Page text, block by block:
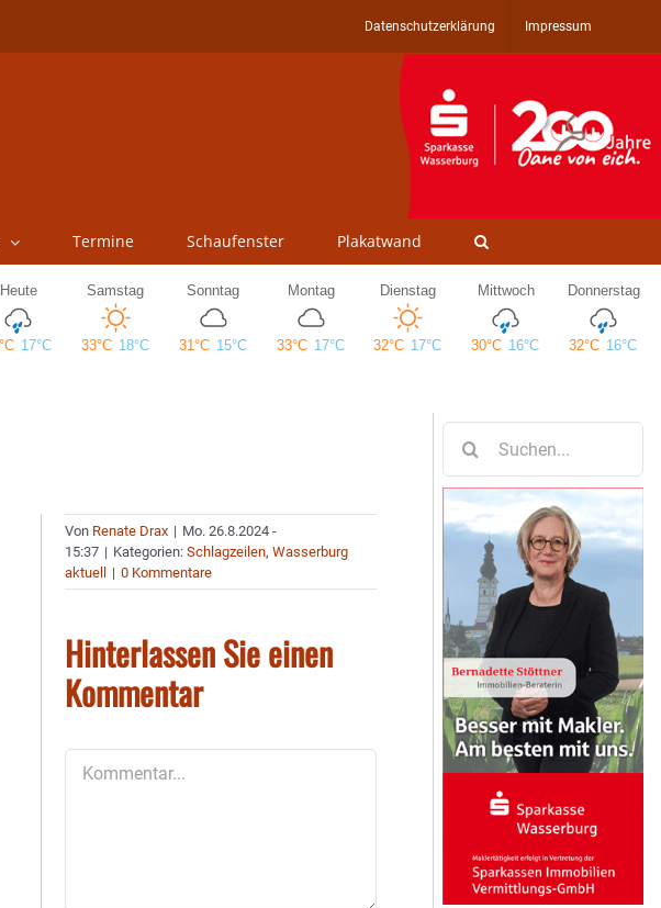
Datenschutzerklärung Impressum
Termine Schaufenster Plakatwand
Von Renate Drax | Mo. 26.8.2024 -
15:37 | Kategorien:Schlagzeilen,Wasserburg
aktuell
| 0 Kommentare
Hinterlassen Sie einen
Kommentar
nach: